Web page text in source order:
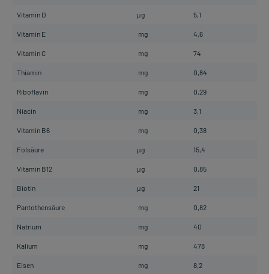
Vitamin D µg 5,1
Vitamin E mg 4,6
Vitamin C mg 74
Thiamin mg 0,84
Riboflavin mg 0,29
Niacin mg 3,1
Vitamin B6 mg 0,38
Folsäure µg 15,4
Vitamin B12 µg 0,85
Biotin µg 21
Pantothensäure mg 0,82
Natrium mg 40
Kalium mg 478
Eisen mg 8,2